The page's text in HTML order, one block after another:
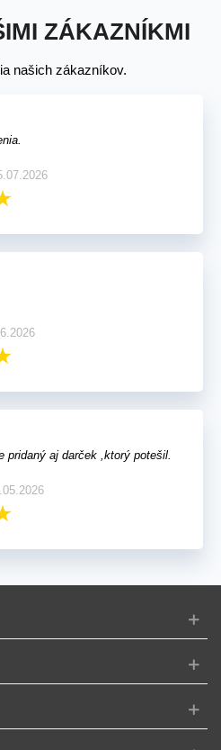
ZÁKAZNÍKMI
našich zákazníkov.
pridaný aj darček ,ktorý potešil.